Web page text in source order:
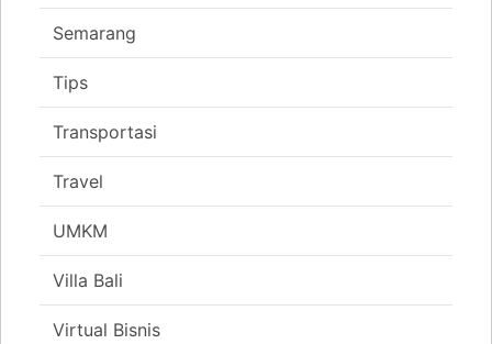
Semarang
Tips
Transportasi
Travel
UMKM
Villa Bali
Virtual Bisnis